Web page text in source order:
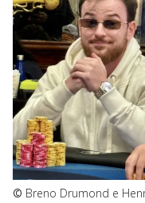
© Breno Drumond e